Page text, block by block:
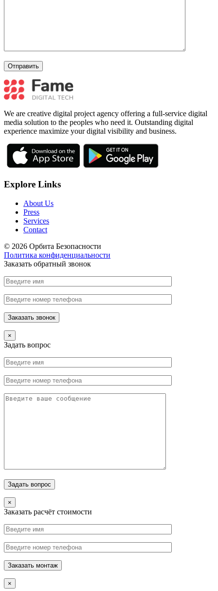
We are creative digital project agency offering a full-service digital
media solution to the peoples who need it. Outstanding digital
experience maximize your digital visibility and business.
Explore Links
About Us
Press
Services
Contact
© 2026 Орбита Безопасности
Политика конфиденциальности
Заказать обратный звонок
×
Задать вопрос
×
Заказать расчёт стоимости
×